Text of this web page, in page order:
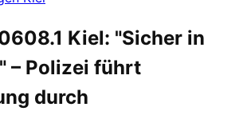
Kiel: "Sicher in
– Polizei führt
durch